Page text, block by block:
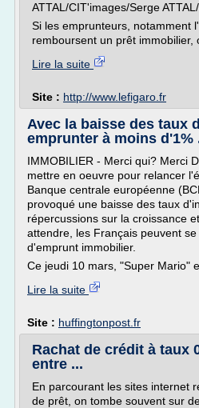
ATTAL/CIT'images/Serge
Si les emprunteurs, notamment
remboursent un prêt immobilier,
Lire la suite
Site : http://www.lefigaro.fr
Avec la baisse des taux
emprunter à moins d'1%
IMMOBILIER - Merci qui? Merci
mettre en oeuvre pour relancer
Banque centrale européenne
provoqué une baisse des taux
répercussions sur la croissance
attendre, les Français peuvent
d'emprunt immobilier.
Ce jeudi 10 mars, "Super Mario"
Lire la suite
Site : huffingtonpost.fr
Rachat de crédit à taux
entre ...
En parcourant les sites internet
de prêt, on tombe souvent sur